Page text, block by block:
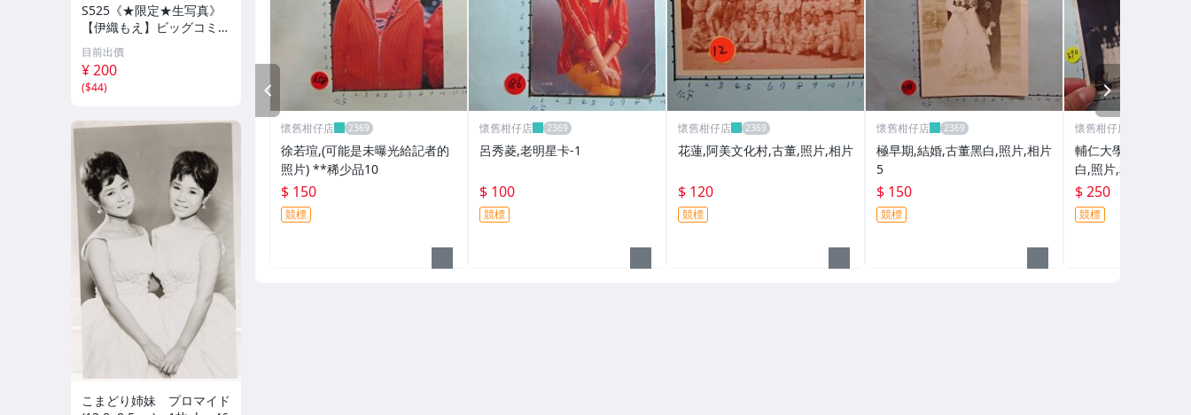
懷舊柑仔店
徐若瑄,(可能是未曝光給記者的
照片) **稀少品10
$ 150
競標
懷舊柑仔店
呂秀菱,老明星卡-1
$ 100
競標
懷舊柑仔店
花蓮,阿美文化村,古董,照片,相片
$ 120
競標
懷舊柑仔店
極早期,結婚,古董黑白,照片,相片
5
$ 150
競標
懷舊柑仔店
輔仁大學 合唱團 (大
白,照片,相片1
$ 250
競標
S525《★限定★生写真》
【伊織もえ】ビッグコミッ
クスピリッツ 2026年8月3
日号 ★セブンネット限定
特典★ ☆送料一律☆
目前出價
¥ 200
($44)
こまどり姉妹 プロマイド